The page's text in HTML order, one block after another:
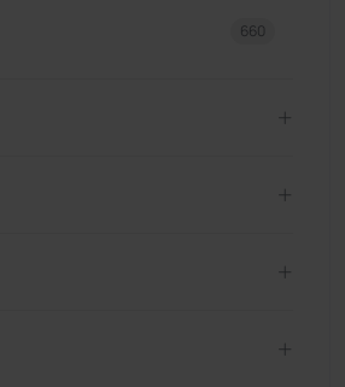
660